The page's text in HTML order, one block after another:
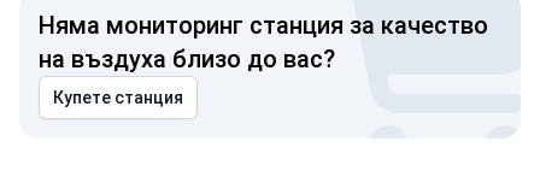
Няма мониторинг станция за качество
на въздуха близо до вас?
Купете станция